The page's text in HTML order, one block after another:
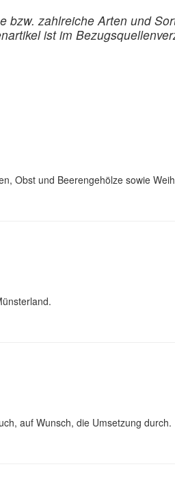
zahlreiche Arten und
ist im
Obst und Beerengehölze sowie
auf Wunsch, die Umsetzung durch.